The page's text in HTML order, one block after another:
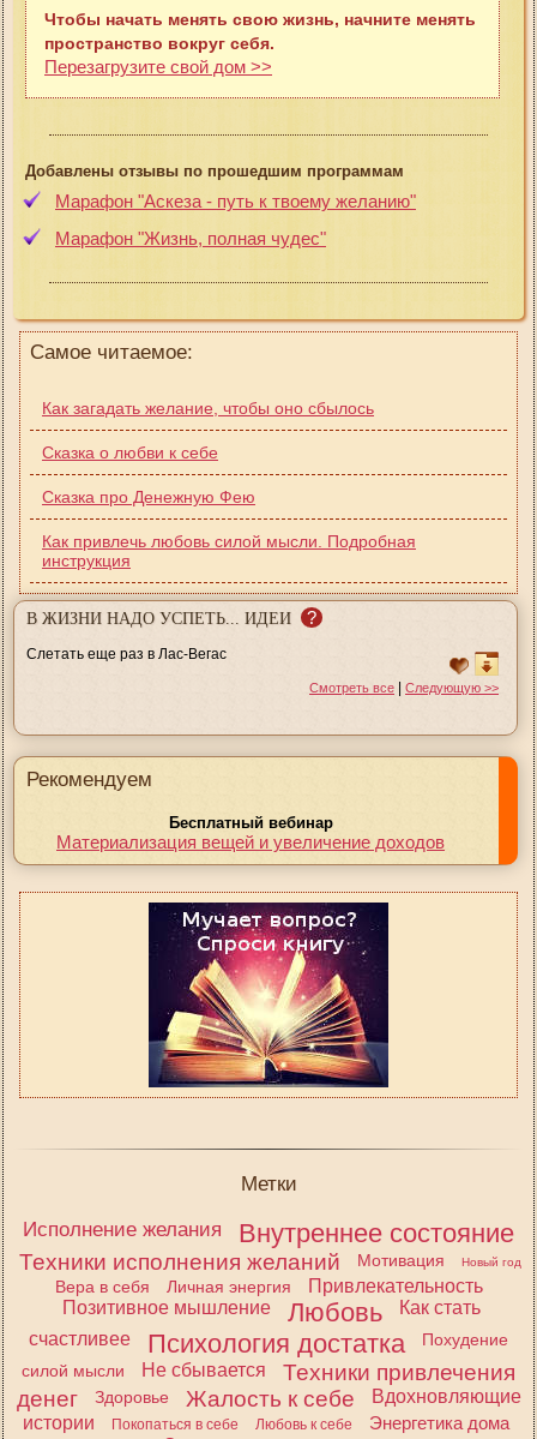
Чтобы начать менять свою жизнь, начните менять
пространство вокруг себя.
Перезагрузите свой дом >>
Добавлены отзывы по прошедшим программам
Марафон "Аскеза - путь к твоему желанию"
Марафон "Жизнь, полная чудес"
Самое читаемое:
Как загадать желание, чтобы оно сбылось
Сказка о любви к себе
Сказка про Денежную Фею
Как привлечь любовь силой мысли. Подробная
инструкция
В ЖИЗНИ НАДО УСПЕТЬ... ИДЕИ ?
Слетать еще раз в Лас-Вегас
Смотреть все | Следующую >>
Рекомендуем
Бесплатный вебинар
Материализация вещей и увеличение доходов
Метки
Исполнение желания
Внутреннее состояние
Техники исполнения желаний Мотивация Новый год
Вера в себя Личная энергия
Привлекательность
Позитивное мышление
Любовь
Как стать
счастливее
Психология достатка
Похудение
силой мысли
Не сбывается
Техники привлечения
денег
Здоровье Жалость к себе
Вдохновляющие
истории
Покопаться в себе Любовь к себе
Энергетика дома